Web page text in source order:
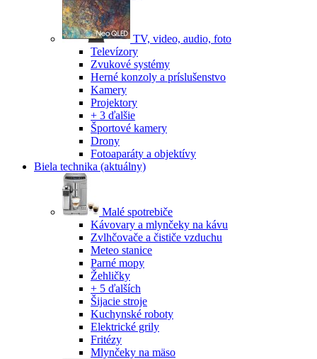
TV, video, audio, foto
Televízory
Zvukové systémy
Herné konzoly a príslušenstvo
Kamery
Projektory
+ 3 ďalšie
Športové kamery
Drony
Fotoaparáty a objektívy
Biela technika (aktuálny)
Malé spotrebiče
Kávovary a mlynčeky na kávu
Zvlhčovače a čističe vzduchu
Meteo stanice
Parné mopy
Žehličky
+ 5 ďalších
Šijacie stroje
Kuchynské roboty
Elektrické grily
Fritézy
Mlynčeky na mäso